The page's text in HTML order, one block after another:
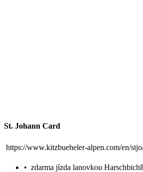
St. Johann Card
https://www.kitzbueheler-alpen.com/en/
• zdarma jízda lanovkou